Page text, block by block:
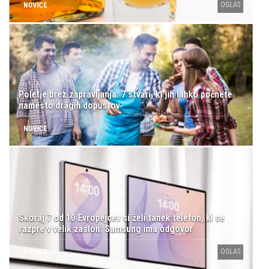
NOVICE OGLAS
Poletje brez zapravljanja: 7 stvari, ki jih lahko počnete
namesto dragih dopustov
NOVICE
Skoraj 7 od 10 Evropejcev si želi tanek telefon, ki se
razpre v velik zaslon: Samsung ima odgovor
OGLAS